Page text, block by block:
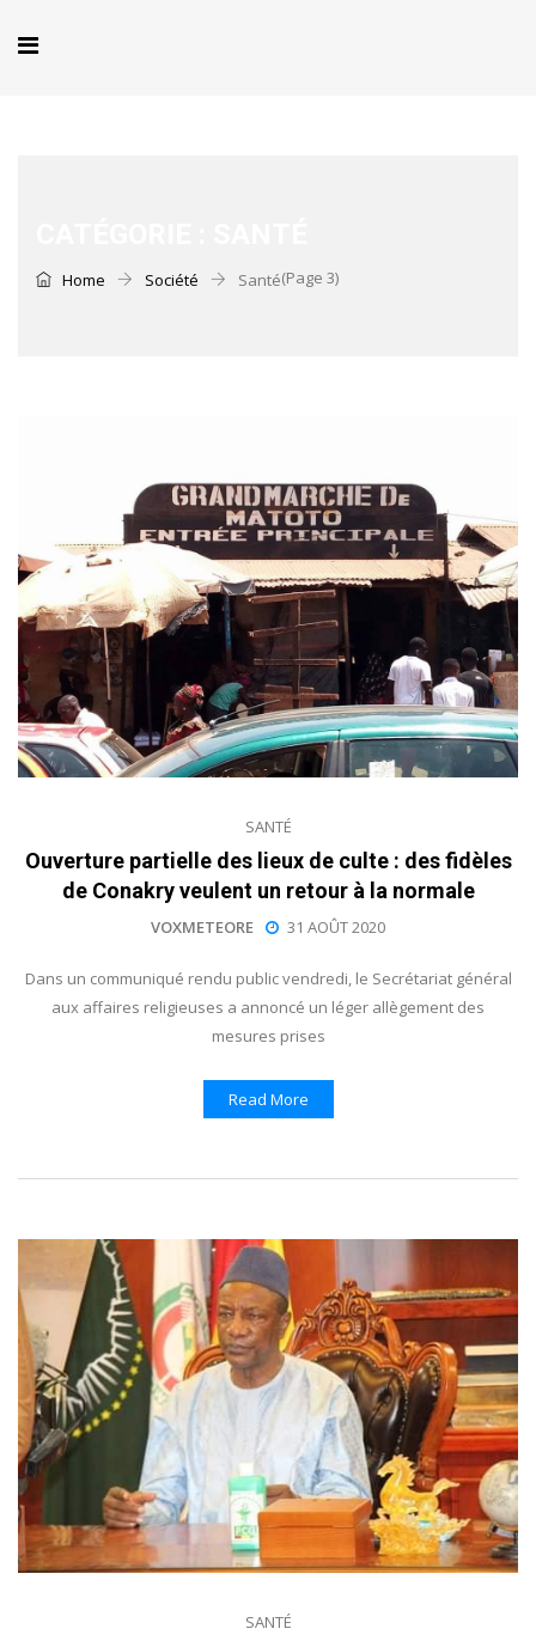
Home Société Santé(Page 3)
SANTÉ
Ouverture partielle des lieux de culte : des fidèles
de Conakry veulent un retour à la normale
VOXMETEORE 31 AOÛT 2020
Dans un communiqué rendu public vendredi, le Secrétariat général
aux affaires religieuses a annoncé un léger allègement des
mesures prises
Read More
SANTÉ